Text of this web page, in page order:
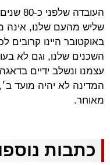
העובדה
באוקטובר היינו קרובים
השכנים שלנו, וגם לא
עצמנו ונשלב ידיים
המדינה לא יהיה מועד
מאוחר.
כתבות